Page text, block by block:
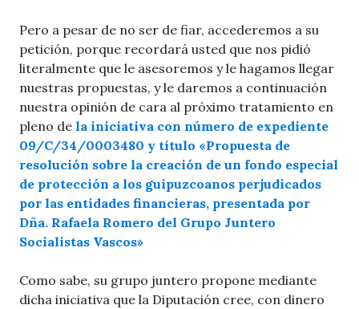
Pero a pesar de no ser de fiar, accederemos a su
petición, porque recordará usted que nos pidió
literalmente que le asesoremos y le hagamos llegar
nuestras propuestas, y le daremos a continuación
nuestra opinión de cara al próximo tratamiento en
pleno de la iniciativa con número de expediente
09/C/34/0003480 y título «Propuesta de
resolución sobre la creación de un fondo especial
de protección a los guipuzcoanos perjudicados
por las entidades financieras, presentada por
Dña. Rafaela Romero del Grupo Juntero
Socialistas Vascos»
Como sabe, su grupo juntero propone mediante
dicha iniciativa que la Diputación cree, con dinero